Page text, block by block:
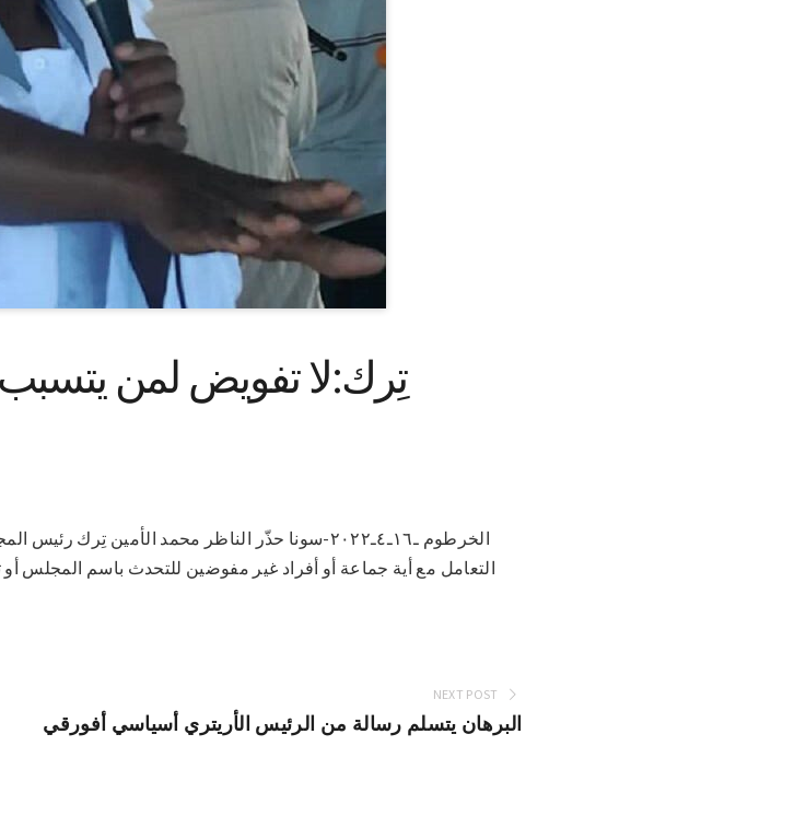
تِرك:لا تفويض لمن
الخرطوم ـ١٦ـ٤ـ٢٠٢٢-سونا حذّر الناظر محمد الأمين
التعامل مع أية جماعة أو أفراد غير مفوضين للتحدث باسم المجلس
NEXT POST
البرهان يتسلم رسالة من الرئيس الأريتري أسياسي أفورقي